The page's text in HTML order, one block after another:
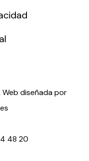
diseñada por
48 20